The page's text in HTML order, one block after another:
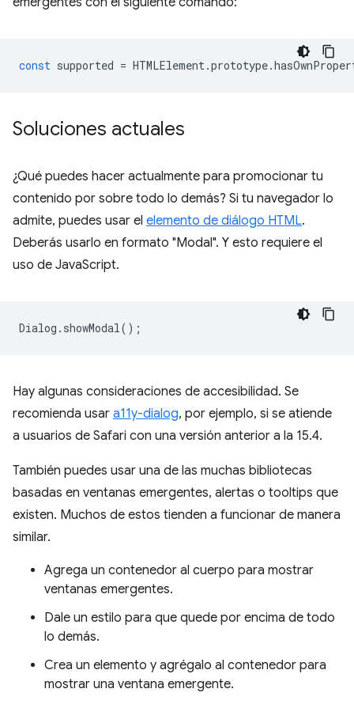
const supported = HTMLElement.prototype.
Soluciones actuales
¿Qué puedes hacer actualmente para promocionar tu
contenido por sobre todo lo demás? Si tu navegador lo
admite, puedes usar el elemento de diálogo HTML.
Deberás usarlo en formato "Modal". Y esto requiere el
uso de JavaScript.
Dialog . showModal();
Hay algunas consideraciones de accesibilidad. Se
recomienda usar a11y-dialog, por ejemplo, si se atiende
a usuarios de Safari con una versión anterior a la 15.4.
También puedes usar una de las muchas bibliotecas
basadas en ventanas emergentes, alertas o tooltips que
existen. Muchos de estos tienden a funcionar de manera
similar.
Agrega un contenedor al cuerpo para mostrar
ventanas emergentes.
Dale un estilo para que quede por encima de todo
lo demás.
Crea un elemento y agrégalo al contenedor para
mostrar una ventana emergente.